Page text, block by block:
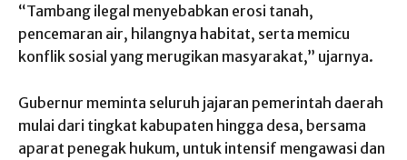
“Tambang ilegal menyebabkan erosi tanah,
pencemaran air, hilangnya habitat, serta memicu
konflik sosial yang merugikan masyarakat,” ujarnya.
Gubernur meminta seluruh jajaran pemerintah daerah
mulai dari tingkat kabupaten hingga desa, bersama
aparat penegak hukum, untuk intensif mengawasi dan